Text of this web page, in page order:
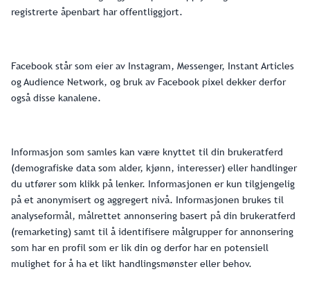
registrerte åpenbart har offentliggjort.
Facebook står som eier av Instagram, Messenger, Instant Articles
og Audience Network, og bruk av Facebook pixel dekker derfor
også disse kanalene.
Informasjon som samles kan være knyttet til din brukeratferd
(demografiske data som alder, kjønn, interesser) eller handlinger
du utfører som klikk på lenker. Informasjonen er kun tilgjengelig
på et anonymisert og aggregert nivå. Informasjonen brukes til
analyseformål, målrettet annonsering basert på din brukeratferd
(remarketing) samt til å identifisere målgrupper for annonsering
som har en profil som er lik din og derfor har en potensiell
mulighet for å ha et likt handlingsmønster eller behov.